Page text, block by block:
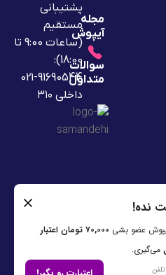
مجله
آیپوش
سوالات
متداول
پشتیبانی
مستقیم
(ساعات 9:00 تا
18:00):
91690544-021
داخلی ۳۱۰